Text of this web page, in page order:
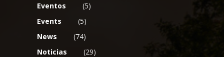
Eventos
(5)
Events
(5)
News
(74)
Noticias
(29)